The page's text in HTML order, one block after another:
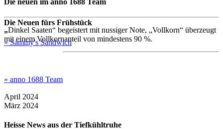
Die neuen im anno 1688 Team
„Dinkel Saaten“ begeistert mit nussiger Note, „Vollkorn“ überzeugt
mit einem Vollkornanteil von mindestens 90 %.
» anno 1688 Team
April 2024
Die Neuen fürs Frühstück
» Sammy's Sandwich
März 2024
Heisse News aus der Tiefkühltruhe